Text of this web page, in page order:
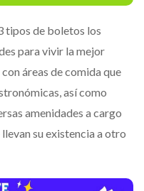
tipos de boletos los
para vivir la mejor
áreas de comida que
así como
amenidades a cargo
su existencia a otro